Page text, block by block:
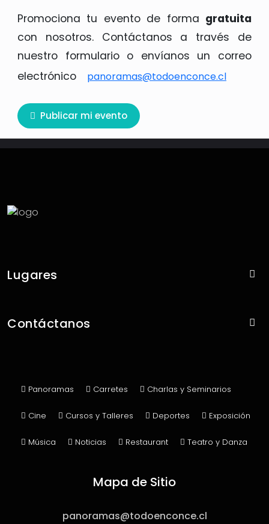
Promociona tu evento de forma gratuita
con nosotros. Contáctanos a través de
nuestro formulario o envíanos un correo
electrónico
panoramas@todoenconce.cl
Publicar mi evento
Lugares
Sin Panoramas
Contáctanos
Panoramas Carretes Charlas y Seminarios
Cine Cursos y Talleres Deportes Exposición
Música Noticias Restaurant Teatro y Danza
Mapa de Sitio
panoramas@todoenconce.cl